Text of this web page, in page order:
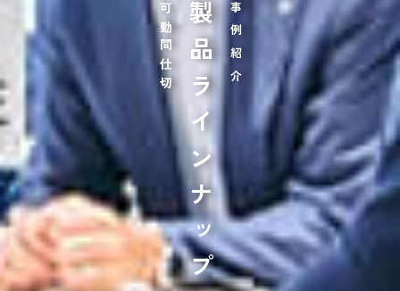
事例紹介
製品ラインナップ
可動間仕切